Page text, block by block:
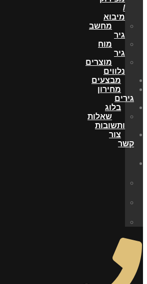
/
מיבוא
מחשב
גיר
מוח
גיר
מוצרים
נלווים
מבצעים
מחירון
גירים
בלוג
שאלות
ותשובות
צור
קשר